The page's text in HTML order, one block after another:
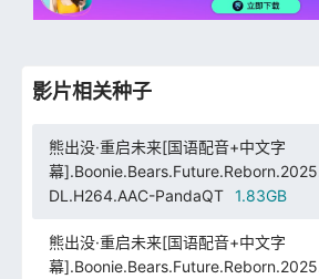
影片相关种子
熊出没·重启未来[国语配音+中文字
幕
DL.H264.AAC-PandaQT
1.83GB
熊出没·重启未来[国语配音+中文字
幕